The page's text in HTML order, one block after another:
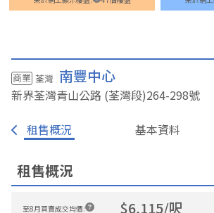
商業 荃灣 南豐中心
新界荃灣青山公路 (荃灣段)264-298號
租售概況 基本資料
租售概況
至8月買賣成交均價: $6,115/呎